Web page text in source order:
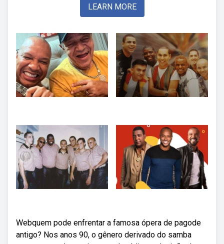
LEARN MORE
Webquem pode enfrentar a famosa ópera de pagode
antigo? Nos anos 90, o gênero derivado do samba